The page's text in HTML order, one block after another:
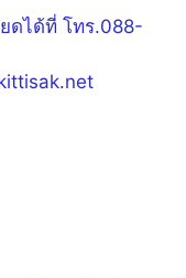
ดได้ที่ โทร.088-